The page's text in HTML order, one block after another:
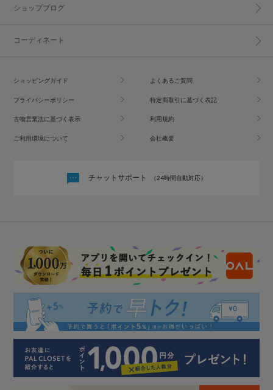
ショップブログ
コーディネート
ショッピングガイド よくあるご質問
プライバシーポリシー 特定商取引に基づく表記
古物営業法に基づく表示 利用規約
ご利用環境について 会社概要
チャットサポート （24時間自動対応）